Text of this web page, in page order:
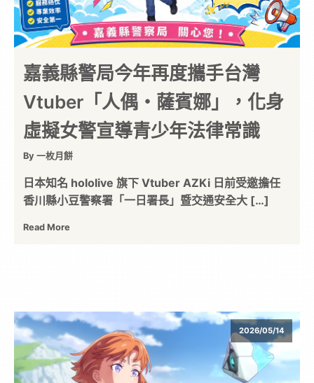
嘉義縣警局今年再度攜手台灣
Vtuber「人偶・薩賓娜」，化身
虛擬女警宣導青少年法律常識
By 一枚月餅
日本知名 hololive 旗下 Vtuber AZKi 日前受邀擔任
香川縣小豆警察署「一日署長」暨交通安全大 […]
Read More
2026/05/14